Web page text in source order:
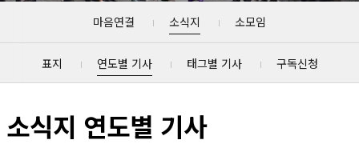
마음연결 소식지 소모임
표지 연도별 기사 태그별 기사 구독신청
소식지 연도별 기사